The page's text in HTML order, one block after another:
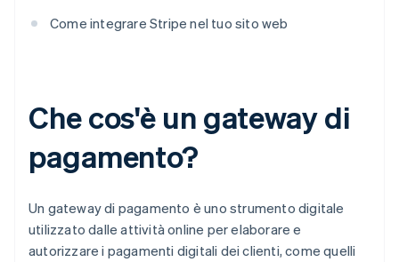
Come integrare Stripe nel tuo sito web
Che cos'è un gateway di
pagamento?
Un gateway di pagamento è uno strumento digitale
utilizzato dalle attività online per elaborare e
autorizzare i pagamenti digitali dei clienti, come quelli